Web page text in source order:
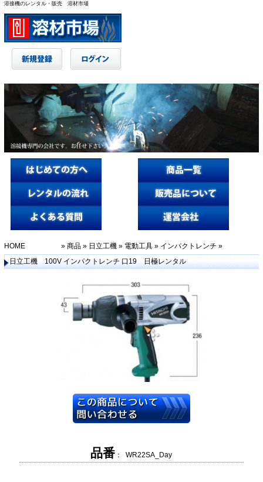
溶接機のレンタル・販売 溶材市場
HOME »商品 » 日立工機 » 電動工具 » インパクトレンチ »
日立工機 100V インパクトレンチ 口19 日極レンタル
品番 ： WR22SA_Day